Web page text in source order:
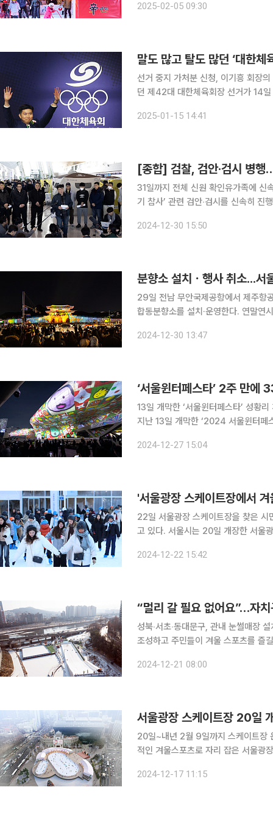
면 시식 부스도 마련했다. 시식 부스
2025-02-05 09:30
선거 중지 가처분 신청, 이기흥 회장
던 제42대 대한체육회장 선거가 14일
작된 이 회장 비위 의혹, 국정감사, 문
2025-01-15 14:41
[종합] 검찰, 검안‧검시 병행
31일까지 전체 신원 확인유가족에 신속 시신 인
기 참사’ 관련 검안‧검시를 신속히 진
2024-12-30 15:50
분향소 설치ㆍ행사 취소...서
29일 전남 무안국제공항에서 제주항
합동분향소를 설치·운영한다. 연말연
내년 1월 4일 오후 10시까지 서울시
2024-12-30 13:47
‘서울윈터페스타’ 2주 만에
13일 개막한 ‘서울윈터페스타’ 성황
지난 13일 개막한 ‘2024 서울윈터페
이다. 서울시는 27일 ‘2024 서울윈
2024-12-27 15:04
'서울광장 스케이트장에서
22일 서울광장 스케이트장을 찾은 시
고 있다. 서울시는 20일 개장한 서울
2024-12-22 15:42
“멀리 갈 필요 없어요”…자
성북‧서초‧동대문구, 관내 눈썰매장 설치 및 운영 서울 자치구들이 겨울을
조성하고 주민들이 겨울 스포츠를 즐길 수 있도록 한다. 성북구는
2024-12-21 08:00
서울광장 스케이트장 20일
20일~내년 2월 9일까지 스케이트장 운영요
적인 겨울스포츠로 자리 잡은 서울광
개최되는 개장식을 시작으로 내년 2
2024-12-17 11:15